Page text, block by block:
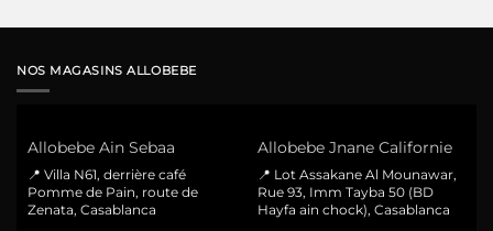
NOS MAGASINS ALLOBEBE
Allobebe Ain Sebaa
📍 Villa N61, derrière café
Pomme de Pain, route de
Zenata, Casablanca
Allobebe Jnane Californie
📍 Lot Assakane Al Mounawar,
Rue 93, Imm Tayba 50 (BD
Hayfa ain chock), Casablanca